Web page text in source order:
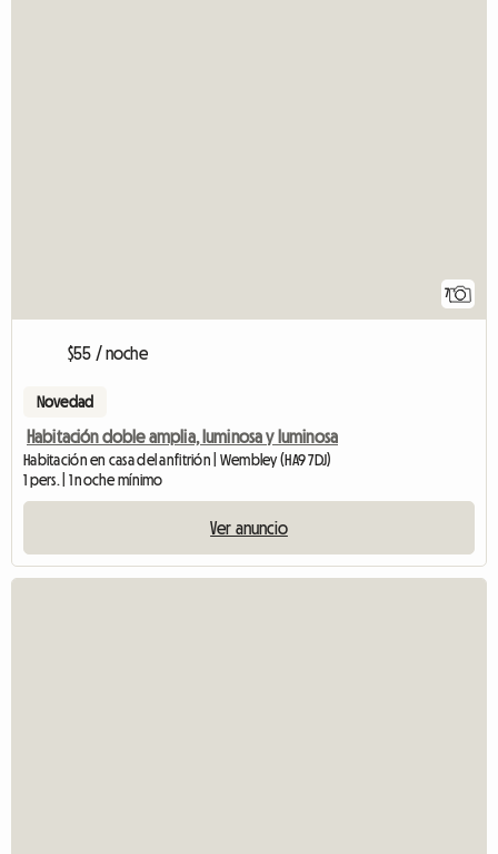
7
$55 / noche
Novedad
Habitación doble amplia, luminosa y luminosa
Habitación en casa del anfitrión | Wembley (HA9 7DJ)
1 pers. | 1 noche mínimo
Ver anuncio